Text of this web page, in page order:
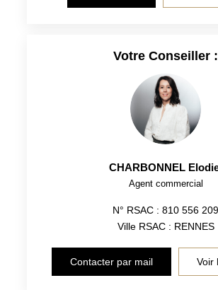
Votre Conseiller :
CHARBONNEL
Agent commercial
N° RSAC : 810 556 209
Ville RSAC : RENNES
Contacter par mail Voir